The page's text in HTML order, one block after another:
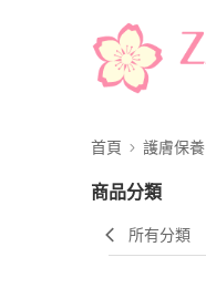
首頁 護膚保養
商品分類
所有分類